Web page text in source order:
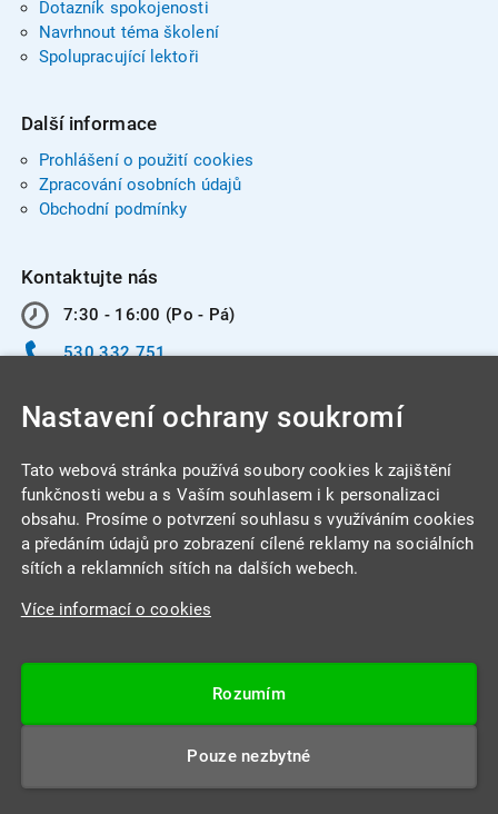
Dotazník spokojenosti
Navrhnout téma školení
Spolupracující lektoři
Další informace
Prohlášení o použití cookies
Zpracování osobních údajů
Obchodní podmínky
Kontaktujte nás
7:30 - 16:00 (Po - Pá)
530 332 751
INTEGRA CENTRUM s.r.o.
Jabloňová 662/7
Datová schránka: 4beca6d
Nastavení ochrany soukromí
Tato webová stránka používá soubory cookies k zajištění
funkčnosti webu a s Vaším souhlasem i k personalizaci
obsahu. Prosíme o potvrzení souhlasu s využíváním cookies
a předáním údajů pro zobrazení cílené reklamy na sociálních
sítích a reklamních sítích na dalších webech.
Více informací o cookies
Rozumím
Pouze nezbytné